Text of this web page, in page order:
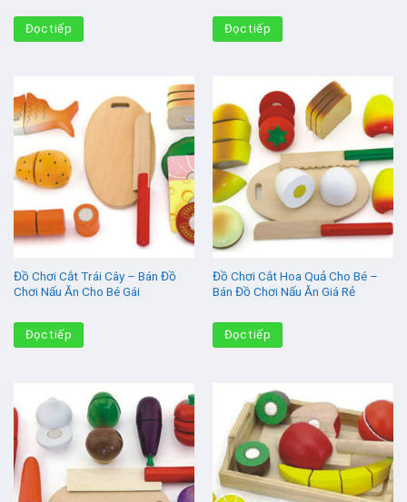
Đọc tiếp Đọc tiếp
Đồ Chơi Cắt Trái Cây – Bán Đồ
Chơi Nấu Ăn Cho Bé Gái
Đọc tiếp
Đồ Chơi Cắt Hoa Quả Cho Bé –
Bán Đồ Chơi Nấu Ăn Giá Rẻ
Đọc tiếp